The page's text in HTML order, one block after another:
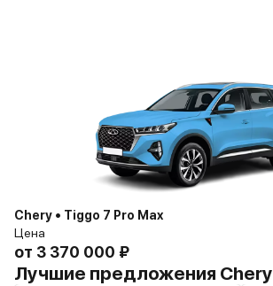
Chery • Tiggo 7 Pro Max
Цена
от 3 370 000 ₽
Лучшие предложения Chery